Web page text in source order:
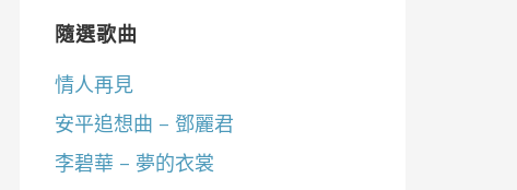
隨選歌曲
情人再見
安平追想曲 – 鄧麗君
李碧華 – 夢的衣裳